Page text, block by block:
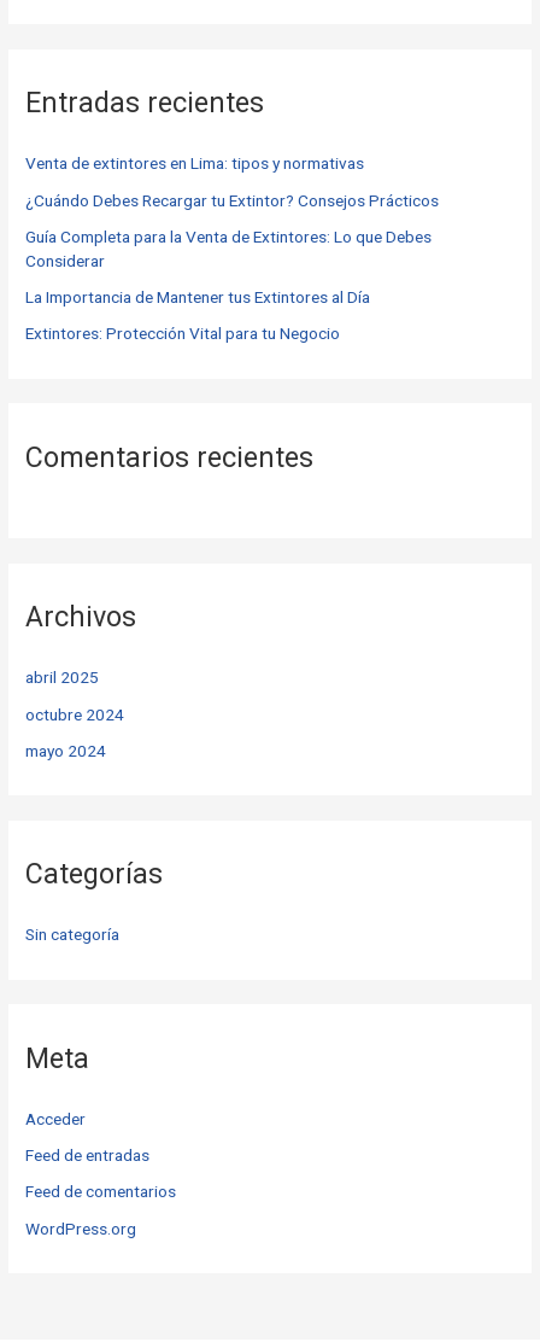
a
p
o
r
:
Entradas recientes
Venta de extintores en Lima: tipos y normativas
¿Cuándo Debes Recargar tu Extintor? Consejos Prácticos
Guía Completa para la Venta de Extintores: Lo que Debes
Considerar
La Importancia de Mantener tus Extintores al Día
Extintores: Protección Vital para tu Negocio
Comentarios recientes
Archivos
abril 2025
octubre 2024
mayo 2024
Categorías
Sin categoría
Meta
Acceder
Feed de entradas
Feed de comentarios
WordPress.org